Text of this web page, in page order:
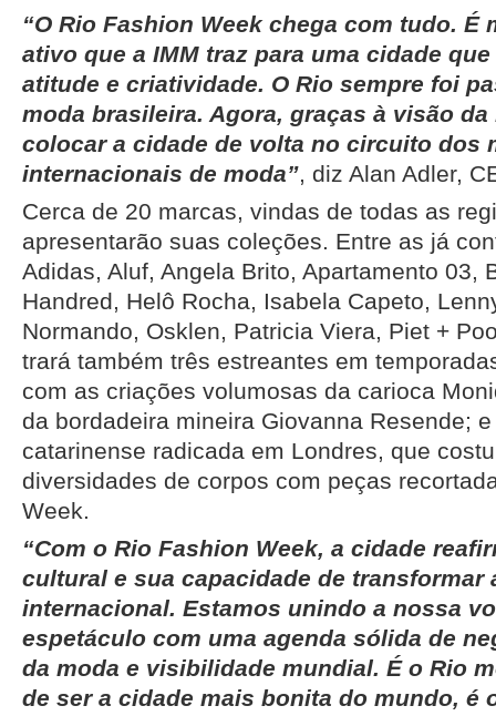
“O Rio Fashion Week chega com tudo. É
ativo que a IMM traz para uma cidade
atitude e criatividade. O Rio sempre foi
moda brasileira. Agora, graças à visão
colocar a cidade de volta no circuito dos
internacionais de moda”, diz Alan Adler,
Cerca de 20 marcas, vindas de todas as
apresentarão suas coleções. Entre as já
Adidas, Aluf, Angela Brito, Apartamento 03,
Handred, Helô Rocha, Isabela Capeto,
Normando, Osklen, Patricia Viera, Piet +
trará também três estreantes em
com as criações volumosas da carioca
da bordadeira mineira Giovanna Resende;
catarinense radicada em Londres, que
diversidades de corpos com peças
Week.
“Com o Rio Fashion Week, a cidade
cultural e sua capacidade de transformar
internacional. Estamos unindo a nossa
espetáculo com uma agenda sólida de
da moda e visibilidade mundial. É o Rio
de ser a cidade mais bonita do mundo, é